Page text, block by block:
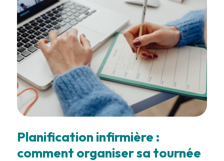
Planification infirmière :
comment organiser sa tournée